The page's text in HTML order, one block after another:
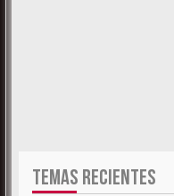
TEMAS RECIENTES